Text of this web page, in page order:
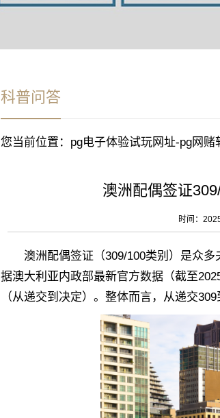
科普问答
您当前位置： pg电子体验试玩网址-pg网赌
澳洲配偶签证
时间：
澳洲配偶签证（309/100类别）是众多
据澳大利亚内政部最新官方数据（截至
（从递交到决定）。整体而言，从递交